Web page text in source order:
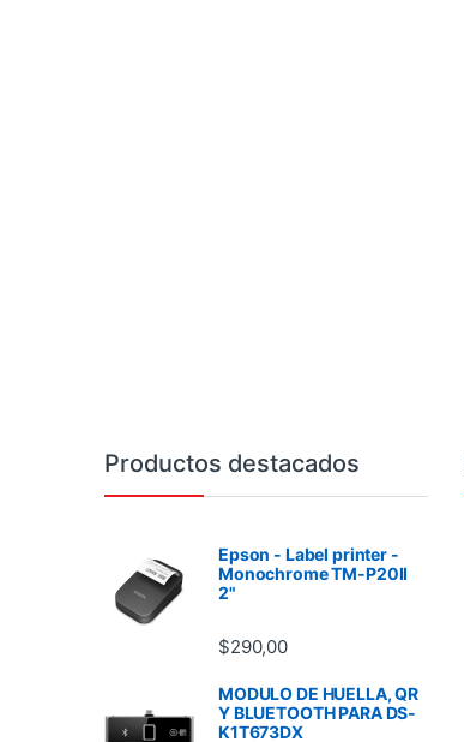
Brands Carousel
Productos destacados
Epson - Label printer -
Monochrome TM-P20II
2"
$290,00
MODULO DE HUELLA, QR
Y BLUETOOTH PARA DS-
K1T673DX